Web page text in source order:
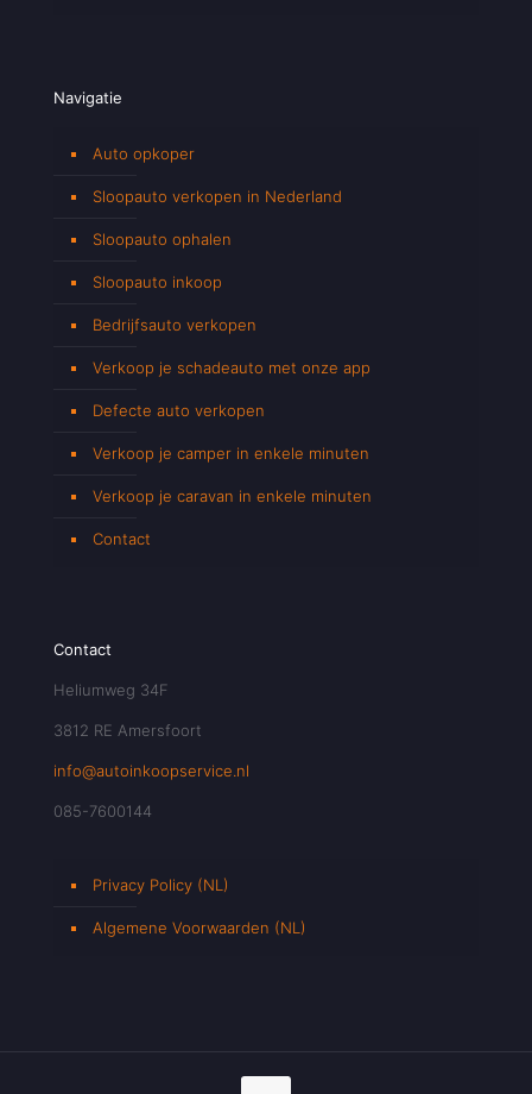
Navigatie
Auto opkoper
Sloopauto verkopen in Nederland
Sloopauto ophalen
Sloopauto inkoop
Bedrijfsauto verkopen
Verkoop je schadeauto met onze app
Defecte auto verkopen
Verkoop je camper in enkele minuten
Verkoop je caravan in enkele minuten
Contact
Contact
Heliumweg 34F
3812 RE Amersfoort
info@autoinkoopservice.nl
085-7600144
Privacy Policy (NL)
Algemene Voorwaarden (NL)